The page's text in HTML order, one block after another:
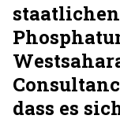
dass es